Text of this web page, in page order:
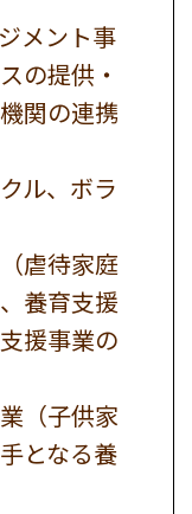
メント事
の提供・
関の連携
ル、ボラ
虐待家庭
養育支援
援事業の
（子供家
となる養